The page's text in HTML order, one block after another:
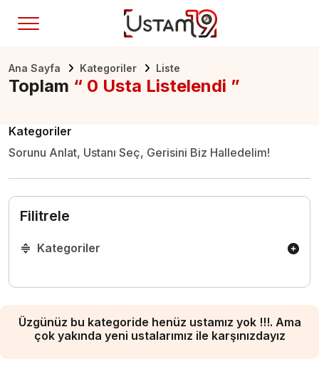
Ana Sayfa Kategoriler Liste
Toplam “ 0 Usta Listelendi ”
Kategoriler
Sorunu Anlat, Ustanı Seç, Gerisini Biz Halledelim!
Filitrele
Kategoriler
Üzgünüz bu kategoride henüz ustamız yok !!!. Ama
çok yakında yeni ustalarımız ile karşınızdayız